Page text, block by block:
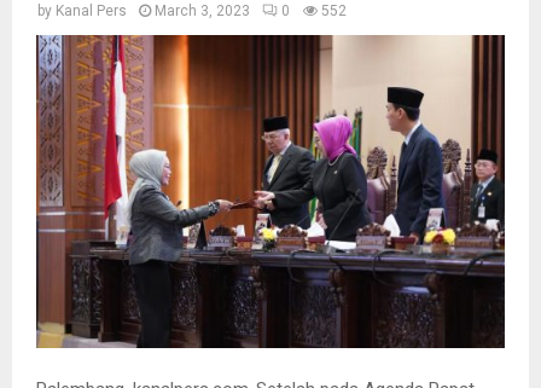
by Kanal Pers March 3, 2023 0 552